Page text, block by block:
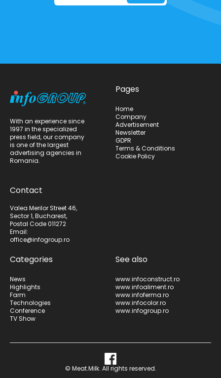
With an experience since
1997 in the specialized
press field, our company
is one of the largest
advertising agencies in
Romania.
Contact
Valea Merilor Street 46,
Sector 1, Bucharest,
Postal Code 011272
Email:
office@infogroup.ro
Pages
Home
Company
Advertisement
Newsletter
GDPR
Terms & Conditions
Cookie Policy
Categories
News
Highlights
Farm
Technologies
Conference
TV Show
See also
www.infoconstruct.ro
www.infoaliment.ro
www.infoferma.ro
www.infocolor.ro
www.infogroup.ro
© Meat.Milk. All rights reserved.